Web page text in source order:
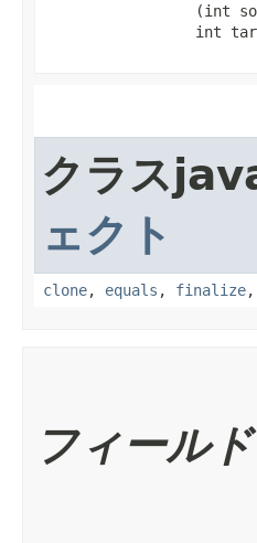
(int
int
クラス
ェクト
clone, equals , finalize,
フィール